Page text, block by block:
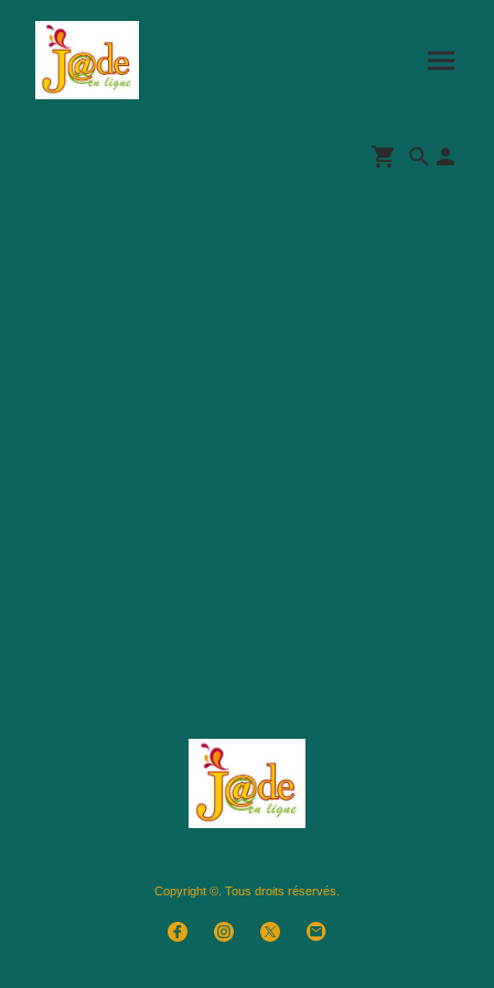
Copyright ©. Tous droits réservés.